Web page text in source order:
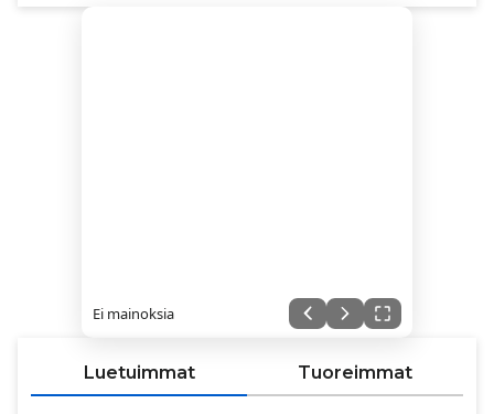
Ei mainoksia
Luetuimmat Tuoreimmat